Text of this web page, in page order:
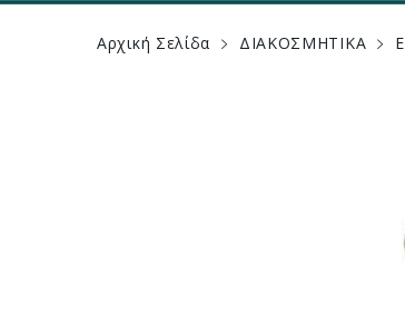
Αρχική Σελίδα ΔΙΑΚΟΣΜΗΤΙΚΑ